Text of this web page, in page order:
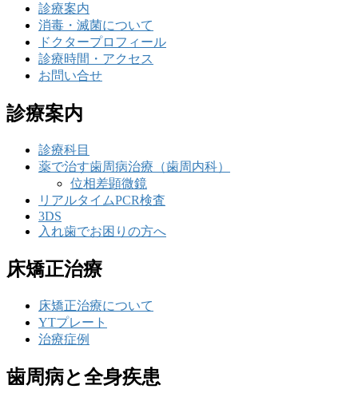
診療案内
消毒・滅菌について
ドクタープロフィール
診療時間・アクセス
お問い合せ
診療案内
診療科目
薬で治す歯周病治療（歯周内科）
位相差顕微鏡
リアルタイムPCR検査
3DS
入れ歯でお困りの方へ
床矯正治療
床矯正治療について
YTプレート
治療症例
歯周病と全身疾患